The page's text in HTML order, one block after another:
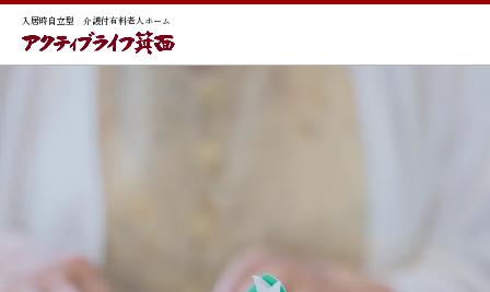
入居時自立型 介護付有料老人ホーム